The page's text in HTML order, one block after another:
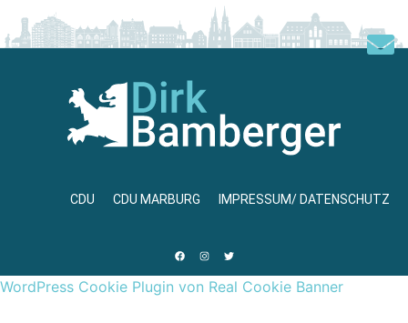
CDU CDU MARBURG IMPRESSUM/ DATENSCHUTZ
WordPress Cookie Plugin von Real Cookie Banner